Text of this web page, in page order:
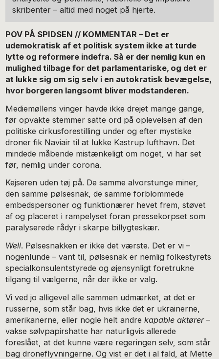
skribenter – altid med noget på hjerte.
POV PÅ SPIDSEN // KOMMENTAR – Det er
udemokratisk af et politisk system ikke at turde
lytte og reformere indefra. Så er der nemlig kun en
mulighed tilbage for det parlamentariske, og det er
at lukke sig om sig selv i en autokratisk bevægelse,
hvor borgeren langsomt bliver modstanderen.
Mediemøllens vinger havde ikke drejet mange gange,
før opvakte stemmer satte ord på oplevelsen af den
politiske cirkusforestilling under og efter mystiske
droner fik Naviair til at lukke Kastrup lufthavn. Det
mindede måbende mistænkeligt om noget, vi har set
før, nemlig under corona.
Kejseren uden tøj på. De samme alvorstunge miner,
den samme pølsesnak, de samme forblommede
embedspersoner og funktionærer hevet frem, støvet
af og placeret i rampelyset foran pressekorpset som
paralyserede rådyr i skarpe billygteskær.
Well. Pølsesnakken er ikke det værste. Det er vi –
nogenlunde – vant til, pølsesnak er nemlig folkestyrets
specialkonsulentstyrede og øjensynligt foretrukne
tilgang til vælgerne, når der ikke er valg.
Vi ved jo alligevel alle sammen udmærket, at det er
russerne, som står bag, hvis ikke det er ukrainerne,
amerikanerne, eller nogle helt andrekapable aktører–
vakse sølvpapirshatte har naturligvis allerede
foreslået, at det kunne være regeringen selv, som står
bag droneflyvningerne. Og vist er det i al fald, at Mette